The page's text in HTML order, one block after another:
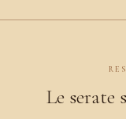
Le serate